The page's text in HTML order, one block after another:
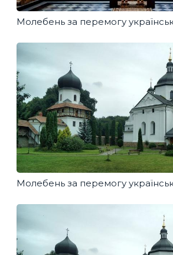
Молебень за перемогу
Молебень за перемогу